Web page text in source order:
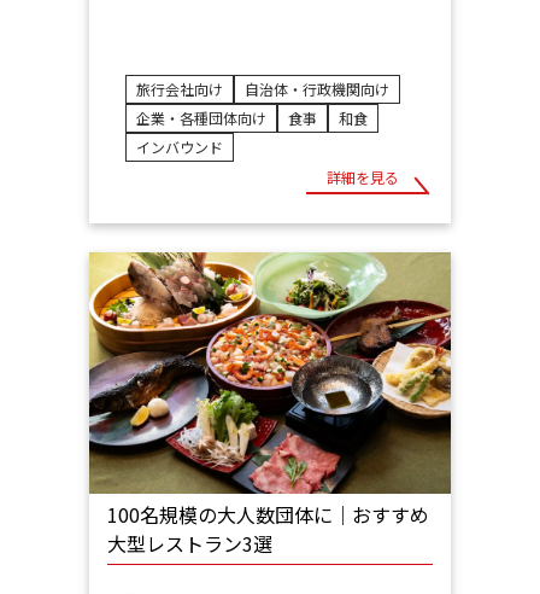
旅行会社向け
自治体・行政機関向け
企業・各種団体向け
食事
和食
インバウンド
詳細を見る
100名規模の大人数団体に｜おすすめ
大型レストラン3選